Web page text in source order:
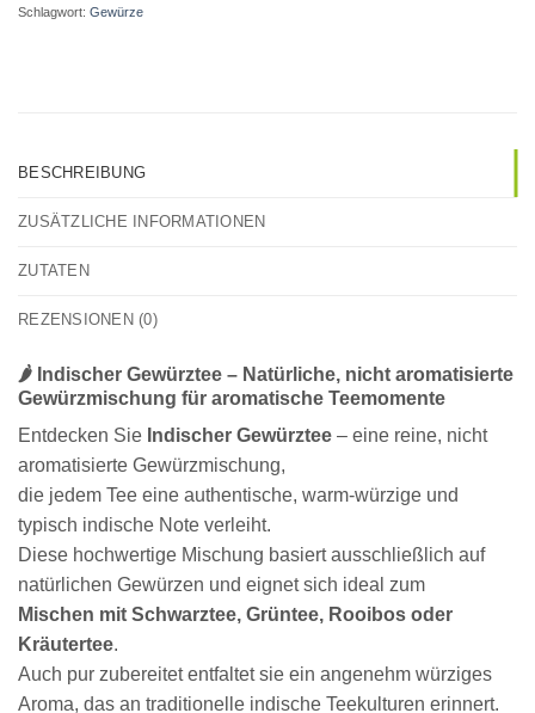
Schlagwort: Gewürze
BESCHREIBUNG
ZUSÄTZLICHE INFORMATIONEN
ZUTATEN
REZENSIONEN (0)
🌶️ Indischer Gewürztee – Natürliche, nicht aromatisierte
Gewürzmischung für aromatische Teemomente
Entdecken Sie Indischer Gewürztee – eine reine, nicht
aromatisierte Gewürzmischung,
die jedem Tee eine authentische, warm-würzige und
typisch indische Note verleiht.
Diese hochwertige Mischung basiert ausschließlich auf
natürlichen Gewürzen und eignet sich ideal zum
Mischen mit Schwarztee, Grüntee, Rooibos oder
Kräutertee.
Auch pur zubereitet entfaltet sie ein angenehm würziges
Aroma, das an traditionelle indische Teekulturen erinnert.